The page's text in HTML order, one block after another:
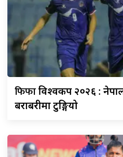
फिफाविश्वकप २०२६ :
बराबरीमा टुङ्गियो